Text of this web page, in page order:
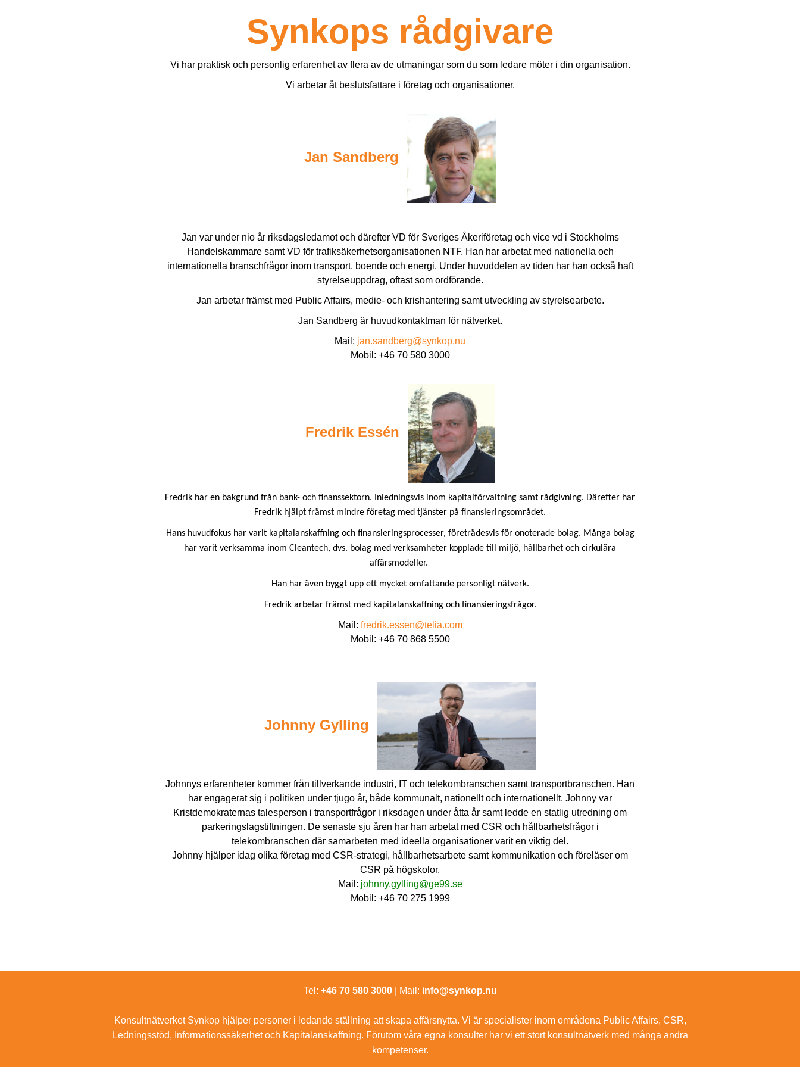
Synkops rådgivare
Vi har praktisk och personlig erfarenhet av flera av de utmaningar som du som ledare möter i din organisation.
Vi arbetar åt beslutsfattare i företag och organisationer.
Jan Sandberg
Jan var under nio år riksdagsledamot och därefter VD för Sveriges Åkeriföretag och vice vd i Stockholms
Handelskammare samt VD för trafiksäkerhetsorganisationen NTF. Han har arbetat med nationella och
internationella branschfrågor inom transport, boende och energi. Under huvuddelen av tiden har han också haft
styrelseuppdrag, oftast som ordförande.
Jan arbetar främst med Public Affairs, medie- och krishantering samt utveckling av styrelsearbete.
Jan Sandberg är huvudkontaktman för nätverket.
Mail: jan.sandberg@synkop.nu
Mobil: +46 70 580 3000
Fredrik Essén
Fredrik har en bakgrund från bank- och finanssektorn. Inledningsvis inom kapitalförvaltning samt rådgivning. Därefter har
Fredrik hjälpt främst mindre företag med tjänster på finansieringsområdet.
Hans huvudfokus har varit kapitalanskaffning och finansieringsprocesser, företrädesvis för onoterade bolag. Många bolag
har varit verksamma inom Cleantech, dvs. bolag med verksamheter kopplade till miljö, hållbarhet och cirkulära
affärsmodeller.
Han har även byggt upp ett mycket omfattande personligt nätverk.
Fredrik arbetar främst med kapitalanskaffning och finansieringsfrågor.
Mail: fredrik.essen@telia.com
Mobil: +46 70 868 5500
Johnny Gylling
Johnnys erfarenheter kommer från tillverkande industri, IT och telekombranschen samt transportbranschen. Han
har engagerat sig i politiken under tjugo år, både kommunalt, nationellt och internationellt. Johnny var
Kristdemokraternas talesperson i transportfrågor i riksdagen under åtta år samt ledde en statlig utredning om
parkeringslagstiftningen. De senaste sju åren har han arbetat med CSR och hållbarhetsfrågor i
telekombranschen där samarbeten med ideella organisationer varit en viktig del.
Johnny hjälper idag olika företag med CSR-strategi, hållbarhetsarbete samt kommunikation och föreläser om
CSR på högskolor.
Mail: johnny.gylling@ge99.se
Mobil: +46 70 275 1999
Tel: +46 70 580 3000| Mail: info@synkop.nu
Konsultnätverket Synkop hjälper personer i ledande ställning att skapa affärsnytta. Vi är specialister inom områdena Public Affairs, CSR,
Ledningsstöd, Informationssäkerhet och Kapitalanskaffning. Förutom våra egna konsulter har vi ett stort konsultnätverk med många andra
kompetenser.